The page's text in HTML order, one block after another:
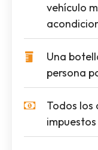
vehículo
Una
persona
Todos los